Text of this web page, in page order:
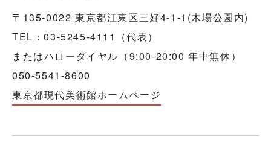
〒135-0022 東京都江東区三好4-1-1(木場公園内)
TEL：03-5245-4111（代表）
またはハローダイヤル（9:00-20:00 年中無休）
050-5541-8600
東京都現代美術館ホームページ